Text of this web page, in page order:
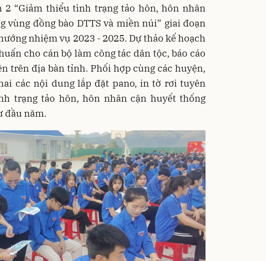
“Giảm thiểu tình trạng tảo hôn, hôn nhân
vùng đồng bào DTTS và miền núi” giai đoạn
nhiệm vụ 2023 - 2025. Dự thảo kế hoạch
cho cán bộ làm công tác dân tộc, báo cáo
trên địa bàn tỉnh. Phối hợp cùng các huyện,
các nội dung lắp đặt pano, in tờ rơi tuyên
trạng tảo hôn, hôn nhân cận huyết thống
đầu năm.